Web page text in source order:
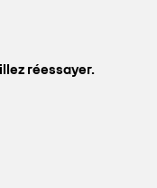
réessayer.